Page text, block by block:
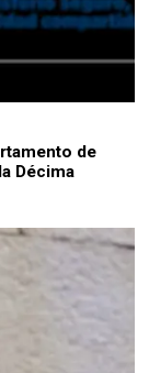
de
Décima